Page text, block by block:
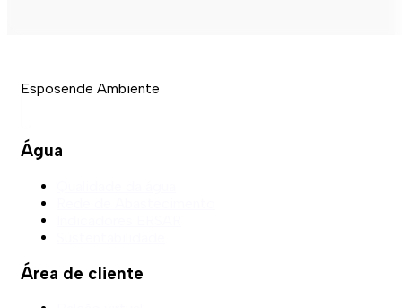
Esposende Ambiente
Água
Área de cliente